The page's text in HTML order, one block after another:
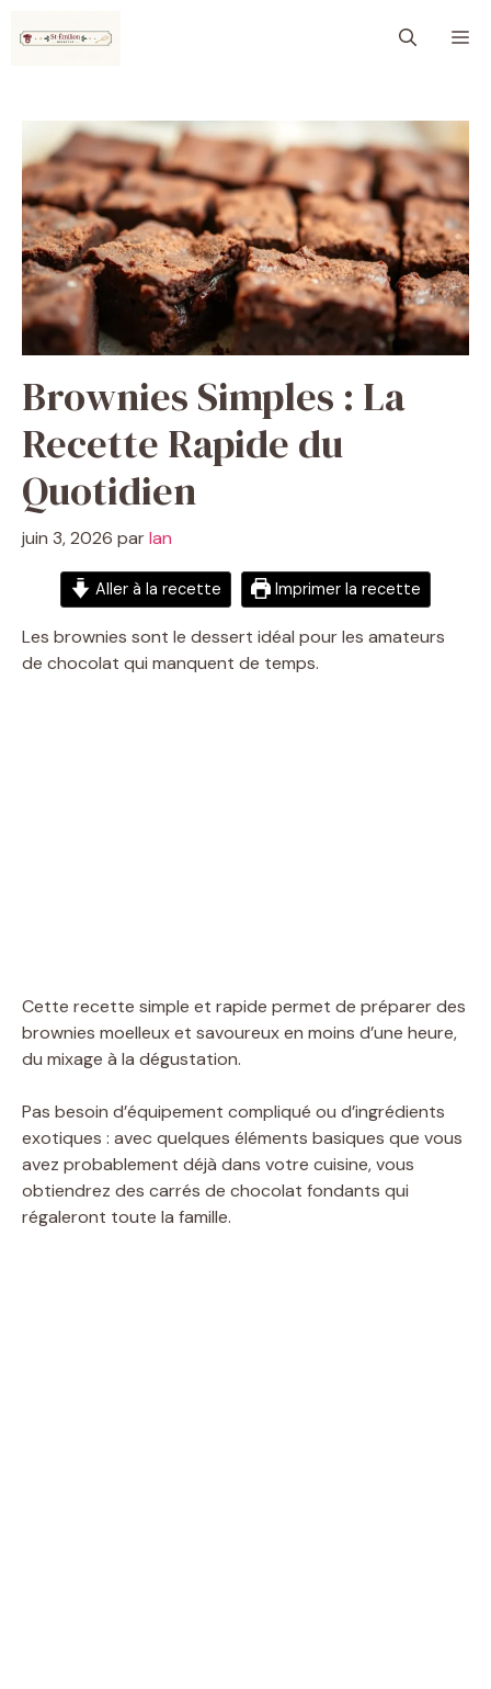
Brownies Simples : La
Recette Rapide du
Quotidien
juin 3, 2026 parIan
Aller à la recette Imprimer la recette
Les brownies sont le dessert idéal pour les amateurs
de chocolat qui manquent de temps.
Cette recette simple et rapide permet de préparer des
brownies moelleux et savoureux en moins d’une heure,
du mixage à la dégustation.
Pas besoin d’équipement compliqué ou d’ingrédients
exotiques : avec quelques éléments basiques que vous
avez probablement déjà dans votre cuisine, vous
obtiendrez des carrés de chocolat fondants qui
régaleront toute la famille.